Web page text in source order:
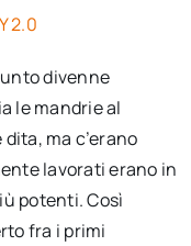
2.0
divenne
le mandrie al
ma c’erano
lavorati erano in
potenti. Così
fra i primi